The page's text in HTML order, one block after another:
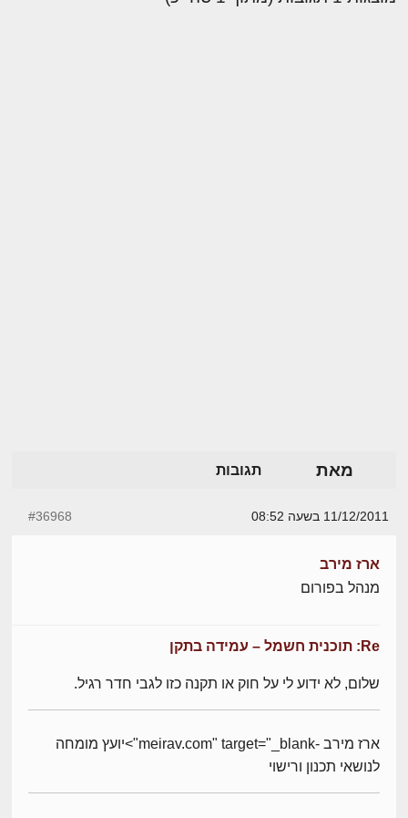
מאת תגובות
11/12/2011 בשעה 08:52 #36968
ארז מירב
מנהל בפורום
Re: תוכנית חשמל – עמידה בתקן
שלום, לא ידוע לי על חוק או תקנה כזו לגבי חדר רגיל.
ארז מירב -meirav.com" target="_blank">יועץ מומחה
לנושאי תכנון ורישוי